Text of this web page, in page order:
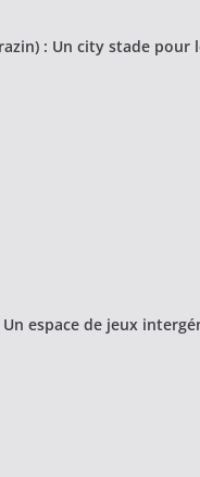
: Un city stade pour
Un espace de jeux